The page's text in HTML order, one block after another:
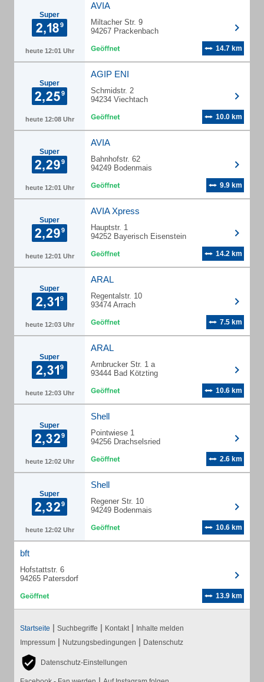
Super
heute 12:01 Uhr
AVIA
Miltacher Str. 9
94267 Prackenbach
14.7 km
Super
heute 12:08 Uhr
AGIP ENI
Schmidstr. 2
94234 Viechtach
10.0 km
Super
heute 12:01 Uhr
AVIA
Bahnhofstr. 62
94249 Bodenmais
9.9 km
Super
heute 12:01 Uhr
AVIA Xpress
Hauptstr. 1
94252 Bayerisch Eisenstein
14.2 km
Super
heute 12:03 Uhr
ARAL
Regentalstr. 10
93474 Arrach
7.5 km
Super
heute 12:03 Uhr
ARAL
Arnbrucker Str. 1 a
93444 Bad Kötzting
10.6 km
Super
heute 12:02 Uhr
Shell
Pointwiese 1
94256 Drachselsried
2.6 km
Super
heute 12:02 Uhr
Shell
Regener Str. 10
94249 Bodenmais
10.6 km
bft
Hofstattstr. 6
94265 Patersdorf
13.9 km
Startseite | Suchbegriffe | Kontakt | Inhalte melden
Impressum | Nutzungsbedingungen | Datenschutz
Datenschutz-Einstellungen